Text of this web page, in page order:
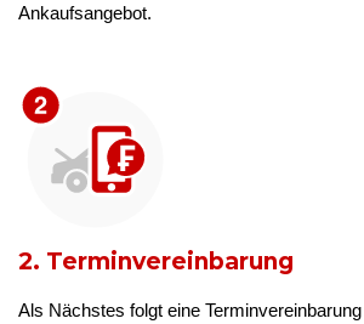
Ankaufsangebot.
2. Terminvereinbarung
Als Nächstes folgt eine